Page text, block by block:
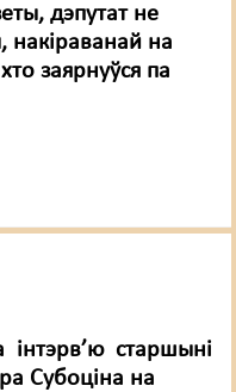
дэпутат не
накіраванай на
заярнуўся па
інтэрв’ю старшыні
Субоціна на